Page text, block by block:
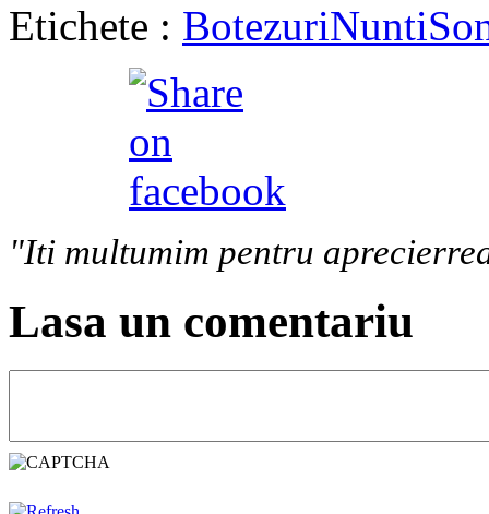
Etichete : BotezuriNunti
"Iti multumim pentru
Lasa un comentariu